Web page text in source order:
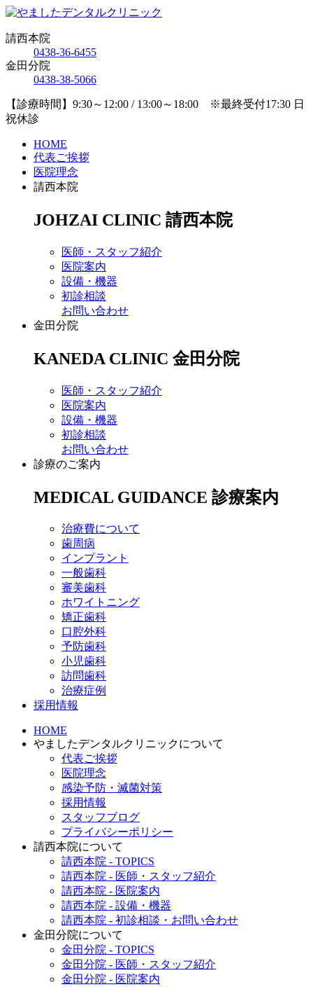
請西本院
0438-36-6455
金田分院
0438-38-5066
【診療時間】9:30～12:00 / 13:00～18:00 ※最終受付17:30 日
祝休診
HOME
代表ご挨拶
医院理念
請西本院
JOHZAI CLINIC 請西本院
医師・スタッフ紹介
医院案内
設備・機器
初診相談
お問い合わせ
金田分院
KANEDA CLINIC 金田分院
医師・スタッフ紹介
医院案内
設備・機器
初診相談
お問い合わせ
診療のご案内
MEDICAL GUIDANCE 診療案内
治療費について
歯周病
インプラント
一般歯科
審美歯科
ホワイトニング
矯正歯科
口腔外科
予防歯科
小児歯科
訪問歯科
治療症例
採用情報
HOME
やましたデンタルクリニックについて
代表ご挨拶
医院理念
感染予防・滅菌対策
採用情報
スタッフブログ
プライバシーポリシー
請西本院について
請西本院 - TOPICS
請西本院 - 医師・スタッフ紹介
請西本院 - 医院案内
請西本院 - 設備・機器
請西本院 - 初診相談・お問い合わせ
金田分院について
金田分院 - TOPICS
金田分院 - 医師・スタッフ紹介
金田分院 - 医院案内